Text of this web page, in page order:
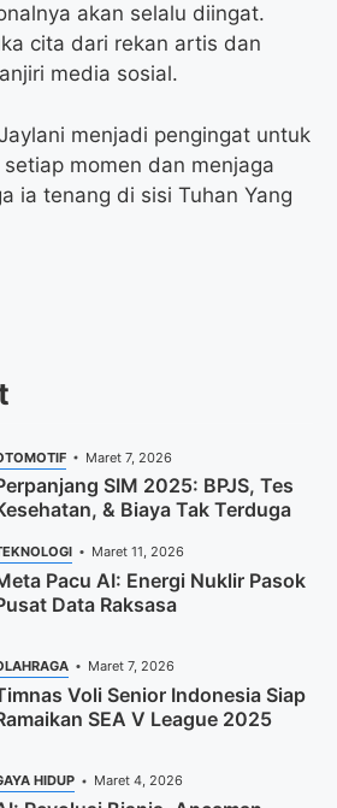
akan selalu diingat.
cita dari rekan artis dan
media sosial.
menjadi pengingat untuk
momen dan menjaga
ia tenang di sisi Tuhan Yang
Maret 7, 2026
SIM 2025: BPJS, Tes
& Biaya Tak Terduga
Maret 11, 2026
Pacu AI: Energi Nuklir Pasok
Data Raksasa
Maret 7, 2026
Voli Senior Indonesia Siap
SEA V League 2025
HIDUP Maret 4, 2026